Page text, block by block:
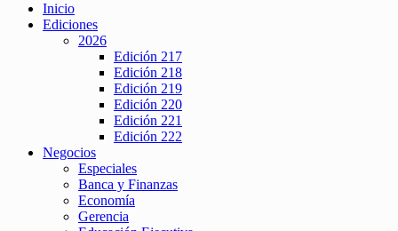
Inicio
Ediciones
2026
Edición 217
Edición 218
Edición 219
Edición 220
Edición 221
Edición 222
Negocios
Especiales
Banca y Finanzas
Economía
Gerencia